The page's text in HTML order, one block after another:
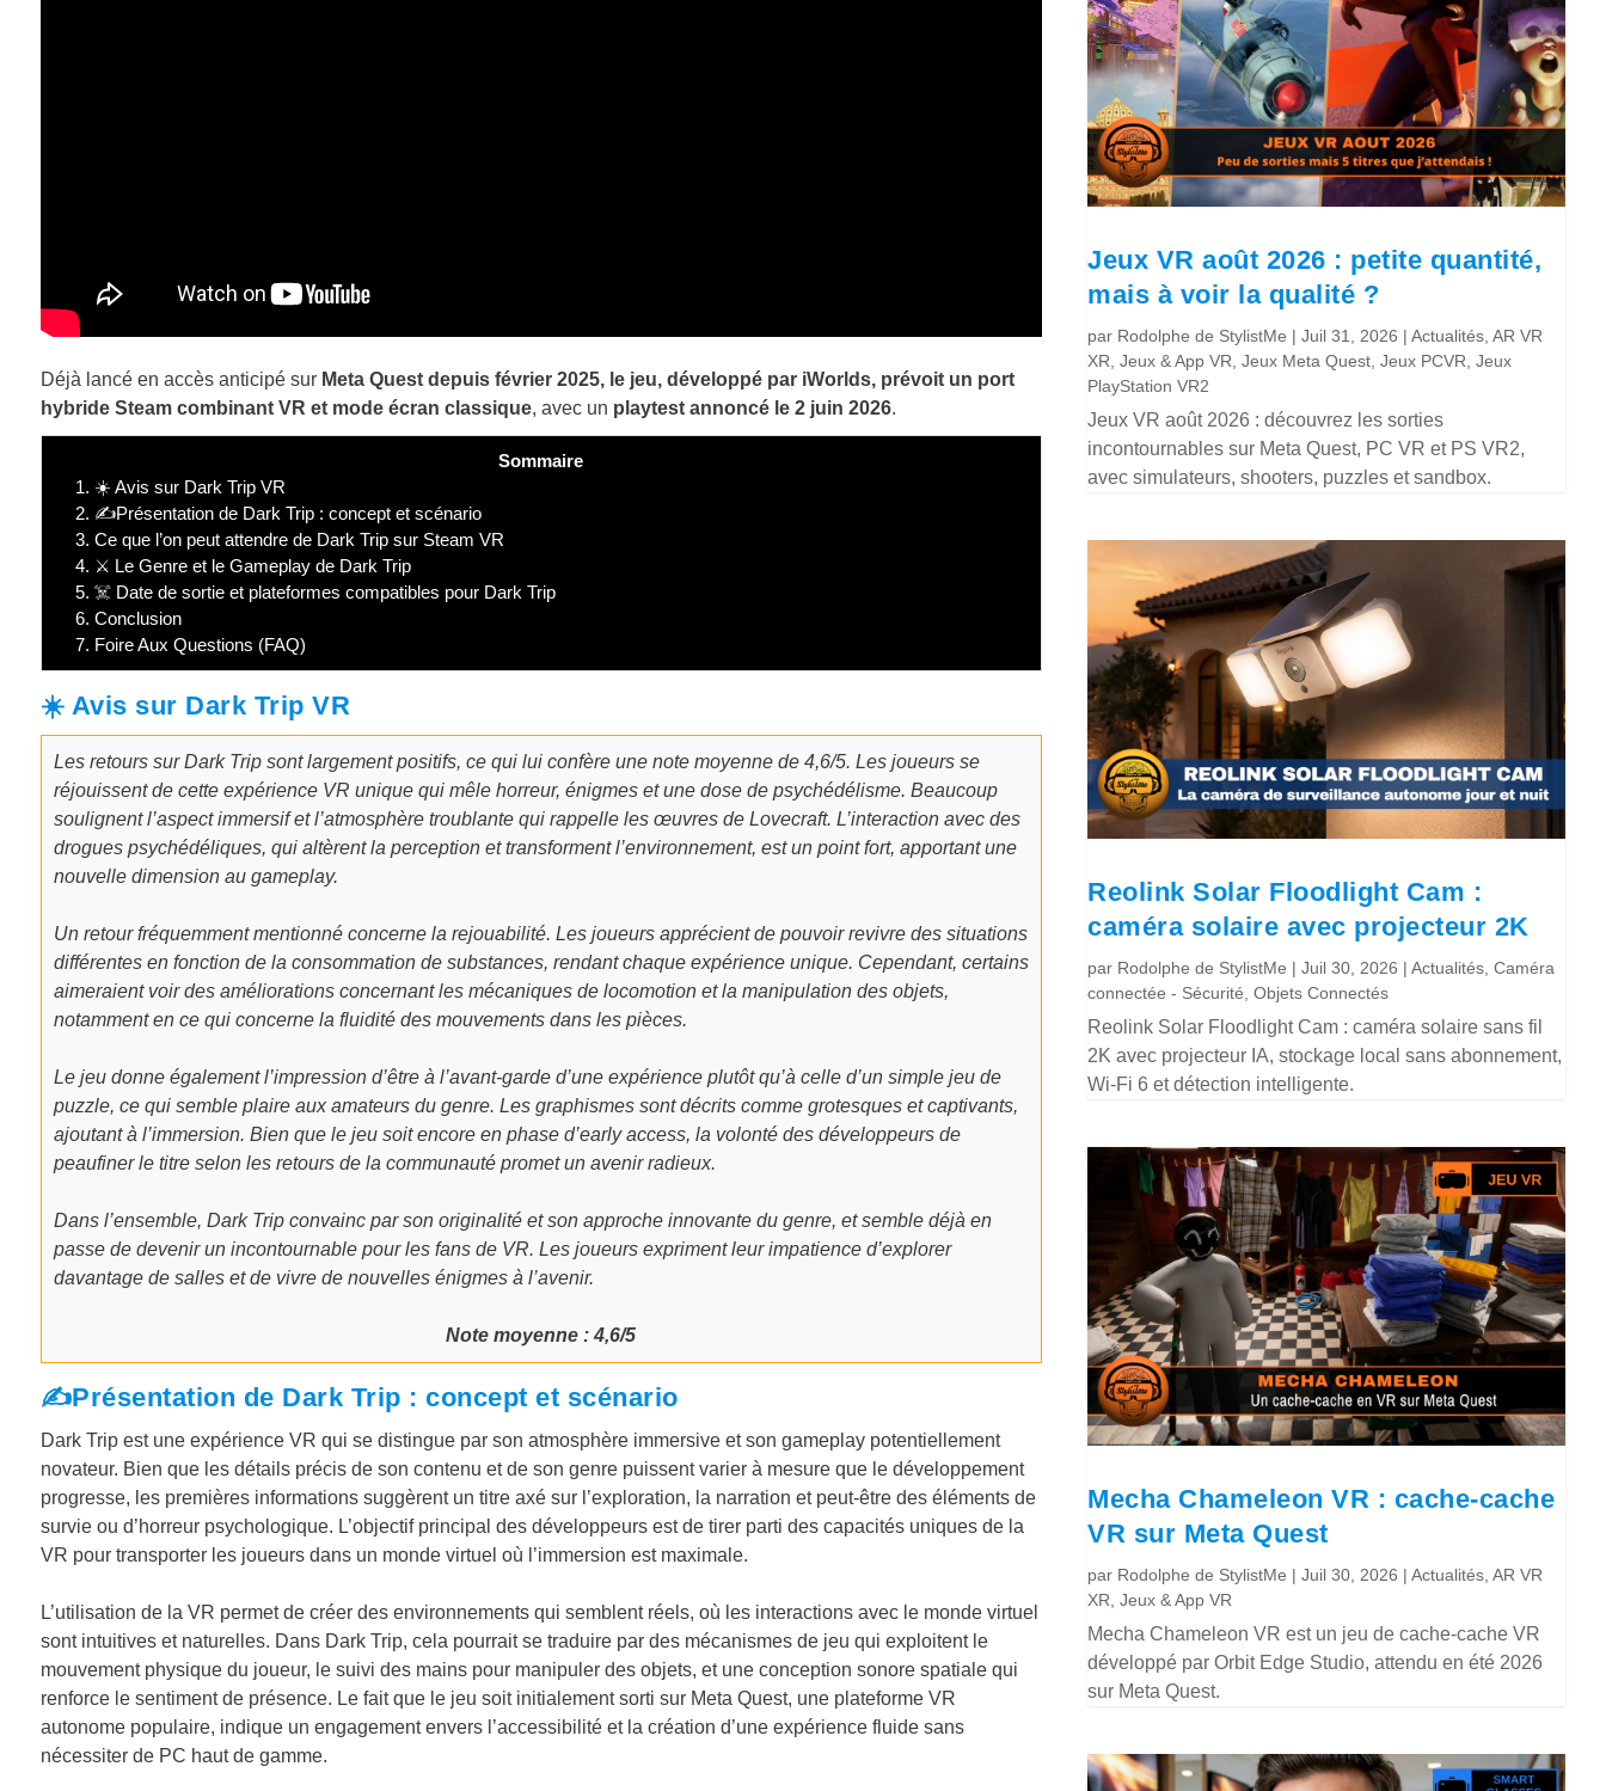
Déjà lancé en accès anticipé sur Meta Quest depuis février 2025, le jeu, développé par iWorlds, prévoit un port
hybride Steam combinant VR et mode écran classique, avec un playtest annoncé le 2 juin 2026.
Sommaire
1. ☀️ Avis sur Dark Trip VR
2. ✍️Présentation de Dark Trip : concept et scénario
3. Ce que l’on peut attendre de Dark Trip sur Steam VR
4. ⚔️ Le Genre et le Gameplay de Dark Trip
5. ☠️ Date de sortie et plateformes compatibles pour Dark Trip
6. Conclusion
7. Foire Aux Questions (FAQ)
☀️ Avis sur Dark Trip VR
Les retours sur Dark Trip sont largement positifs, ce qui lui confère une note moyenne de 4,6/5. Les joueurs se
réjouissent de cette expérience VR unique qui mêle horreur, énigmes et une dose de psychédélisme. Beaucoup
soulignent l’aspect immersif et l’atmosphère troublante qui rappelle les œuvres de Lovecraft. L’interaction avec des
drogues psychédéliques, qui altèrent la perception et transforment l’environnement, est un point fort, apportant une
nouvelle dimension au gameplay.
Un retour fréquemment mentionné concerne la rejouabilité. Les joueurs apprécient de pouvoir revivre des situations
différentes en fonction de la consommation de substances, rendant chaque expérience unique. Cependant, certains
aimeraient voir des améliorations concernant les mécaniques de locomotion et la manipulation des objets,
notamment en ce qui concerne la fluidité des mouvements dans les pièces.
Le jeu donne également l’impression d’être à l’avant-garde d’une expérience plutôt qu’à celle d’un simple jeu de
puzzle, ce qui semble plaire aux amateurs du genre. Les graphismes sont décrits comme grotesques et captivants,
ajoutant à l’immersion. Bien que le jeu soit encore en phase d’early access, la volonté des développeurs de
peaufiner le titre selon les retours de la communauté promet un avenir radieux.
Dans l’ensemble, Dark Trip convainc par son originalité et son approche innovante du genre, et semble déjà en
passe de devenir un incontournable pour les fans de VR. Les joueurs expriment leur impatience d’explorer
davantage de salles et de vivre de nouvelles énigmes à l’avenir.
Note moyenne : 4,6/5
✍️Présentation de Dark Trip : concept et scénario
Dark Trip est une expérience VR qui se distingue par son atmosphère immersive et son gameplay potentiellement
novateur. Bien que les détails précis de son contenu et de son genre puissent varier à mesure que le développement
progresse, les premières informations suggèrent un titre axé sur l’exploration, la narration et peut-être des éléments de
survie ou d’horreur psychologique. L’objectif principal des développeurs est de tirer parti des capacités uniques de la
VR pour transporter les joueurs dans un monde virtuel où l’immersion est maximale.
L’utilisation de la VR permet de créer des environnements qui semblent réels, où les interactions avec le monde virtuel
sont intuitives et naturelles. Dans Dark Trip, cela pourrait se traduire par des mécanismes de jeu qui exploitent le
mouvement physique du joueur, le suivi des mains pour manipuler des objets, et une conception sonore spatiale qui
renforce le sentiment de présence. Le fait que le jeu soit initialement sorti sur Meta Quest, une plateforme VR
autonome populaire, indique un engagement envers l’accessibilité et la création d’une expérience fluide sans
nécessiter de PC haut de gamme.
Jeux VR août 2026 : petite quantité,
mais à voir la qualité ?
par Rodolphe de StylistMe |Juil 31, 2026 |Actualités ,AR VR
XR ,Jeux & App VR ,Jeux Meta Quest ,Jeux PCVR ,Jeux
PlayStation VR2
Jeux VR août 2026 : découvrez les sorties
incontournables sur Meta Quest, PC VR et PS VR2,
avec simulateurs, shooters, puzzles et sandbox.
Reolink Solar Floodlight Cam :
caméra solaire avec projecteur 2K
par Rodolphe de StylistMe |Juil 30, 2026 |Actualités ,Caméra
connectée - Sécurité ,Objets Connectés
Reolink Solar Floodlight Cam : caméra solaire sans fil
2K avec projecteur IA, stockage local sans abonnement,
Wi-Fi 6 et détection intelligente.
Mecha Chameleon VR : cache-cache
VR sur Meta Quest
par Rodolphe de StylistMe |Juil 30, 2026 |Actualités ,AR VR
XR ,Jeux & App VR
Mecha Chameleon VR est un jeu de cache-cache VR
développé par Orbit Edge Studio, attendu en été 2026
sur Meta Quest.